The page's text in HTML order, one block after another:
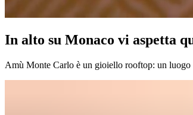
In alto su Monaco vi aspetta qualcosa di indimenticabile​​​​‌
Amù Monte Carlo è un gioiello rooftop: un luogo che celebra il meglio della cucina e della